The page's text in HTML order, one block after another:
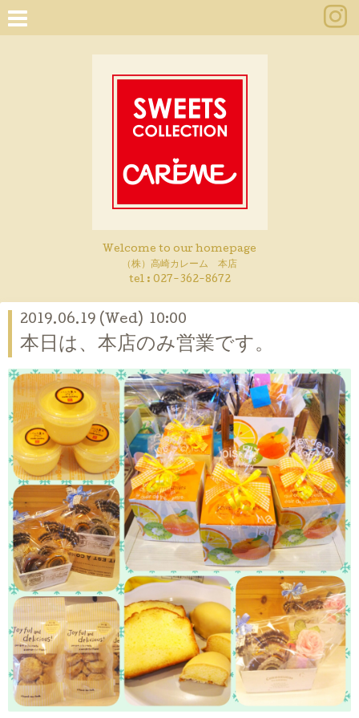
Welcome to our homepage
（株）高崎カレーム 本店
tel : 027-362-8672
2019.06.19 (Wed) 10:00
本日は、本店のみ営業です。